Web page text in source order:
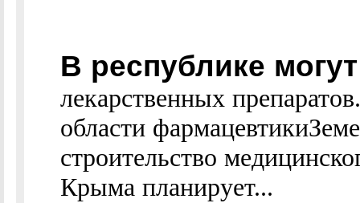
В республике
лекарственных
области
строительство
Крыма планирует...